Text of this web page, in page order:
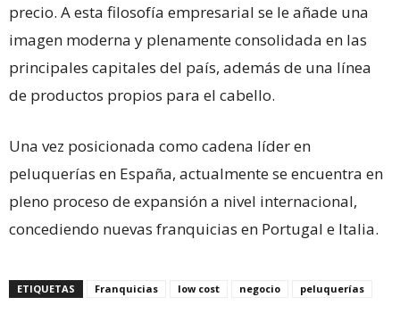
precio. A esta filosofía empresarial se le añade una
imagen moderna y plenamente consolidada en las
principales capitales del país, además de una línea
de productos propios para el cabello.
Una vez posicionada como cadena líder en
peluquerías en España, actualmente se encuentra en
pleno proceso de expansión a nivel internacional,
concediendo nuevas franquicias en Portugal e Italia.
ETIQUETAS Franquicias low cost negocio peluquerías